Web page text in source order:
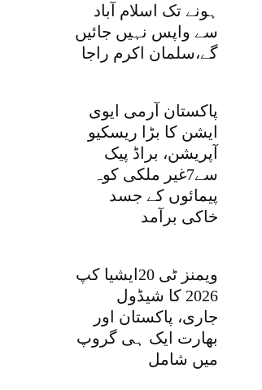
ہونے تک اسلام آباد
سے واپس نہیں جائیں
گے،سلمان اکرم راجا
پاکستان آرمی ایوی
ایشن کا بڑا ریسکیو
آپریشن، براڈ پیک
سے7غیر ملکی کوہ
پیمائوں کے جسد
خاکی برآمد
ویمنز ٹی 20ایشیا کپ
2026 کا شیڈول
جاری، پاکستان اور
بھارت ایک ہی گروپ
میں شامل